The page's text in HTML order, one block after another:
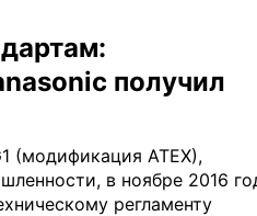
получил
(модификация ATEX),
в ноябре 2016
регламенту